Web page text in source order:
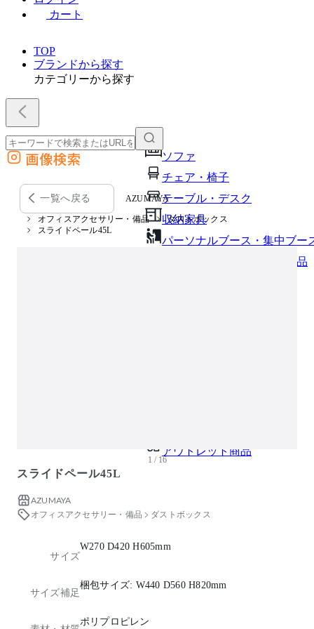
カート
TOP
ブランドから探す
カテゴリーから探す
ソファ
チェア・椅子
テーブル・デスク
収納家具
パーソナルブース・集中ブー
オフィスアクセサリー・備品
アウトレット商品
外部サイトの商品をカートに追加
他のサイトで見つけた商品ページのURLを貼り付けて、カートに追加できます
画像検索
一覧へ戻る AZUMAYA
オフィスアクセサリー・備品
ダストボックス
スライドペール45L
1 / 16
スライドペール45L
AZUMAYA
オフィスアクセサリー・備品
ダストボックス
サイズ
W270 D420 H605mm
サイズ補足
梱包サイズ: W440 D560 H820mm
ポリプロピレン